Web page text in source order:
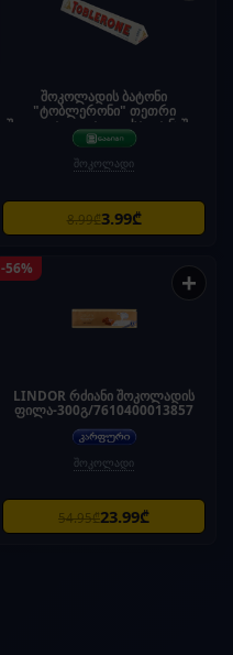
შოკოლადის ბატონი
"ტობლერონი" თეთრი
შოკოლადი თაფლისა და ნუშის
ნუგათი 100გრ
შოკოლადი
8.99₾3.99₾
-56% +
LINDOR რძიანი შოკოლადის
ფილა-300გ/7610400013857
შოკოლადი
54.95₾23.99₾